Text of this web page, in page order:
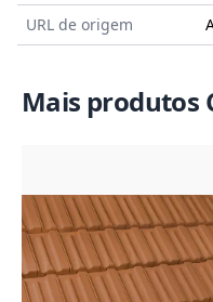
URL de origem
Mais produtos